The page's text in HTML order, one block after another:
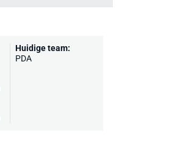
Huidige team:
PDA